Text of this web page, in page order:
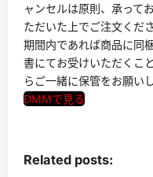
ャンセルは原則、承って
ただいた上でご注文くだ
期間内であれば商品に同
書にてお受けいただくこ
らご一緒に保管をお願いし
DMMで見る
Related posts: